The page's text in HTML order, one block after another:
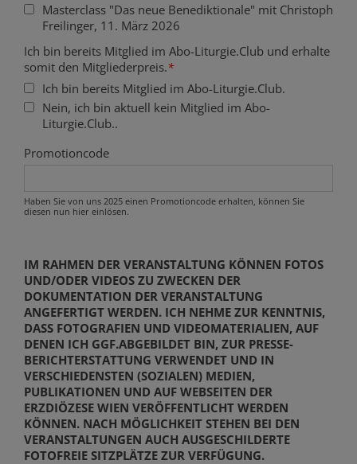
Masterclass "Das neue Benediktionale" mit Christoph
Freilinger, 11. März 2026
Ich bin bereits Mitglied im Abo-Liturgie.Club und erhalte
somit den Mitgliederpreis.*
Ich bin bereits Mitglied im Abo-Liturgie.Club.
Nein, ich bin aktuell kein Mitglied im Abo-
Liturgie.Club..
Promotioncode
Haben Sie von uns 2025 einen Promotioncode erhalten, können Sie
diesen nun hier einlösen.
IM RAHMEN DER VERANSTALTUNG KÖNNEN FOTOS
UND/ODER VIDEOS ZU ZWECKEN DER
DOKUMENTATION DER VERANSTALTUNG
ANGEFERTIGT WERDEN. ICH NEHME ZUR KENNTNIS,
DASS FOTOGRAFIEN UND VIDEOMATERIALIEN, AUF
DENEN ICH GGF.ABGEBILDET BIN, ZUR PRESSE-
BERICHTERSTATTUNG VERWENDET UND IN
VERSCHIEDENSTEN (SOZIALEN) MEDIEN,
PUBLIKATIONEN UND AUF WEBSEITEN DER
ERZDIÖZESE WIEN VERÖFFENTLICHT WERDEN
KÖNNEN. NACH MÖGLICHKEIT STEHEN BEI DEN
VERANSTALTUNGEN AUCH AUSGESCHILDERTE
FOTOFREIE SITZPLÄTZE ZUR VERFÜGUNG.